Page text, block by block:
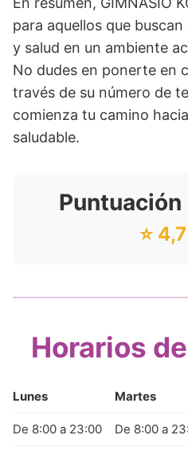
para aquellos que
y salud en un ambiente
No dudes en ponerte en
través de su número de
comienza tu camino
saludable.
Puntuación
⭐ 4,7
Horarios
Lunes Martes
De 8:00 a 23:00 De 8:00 a